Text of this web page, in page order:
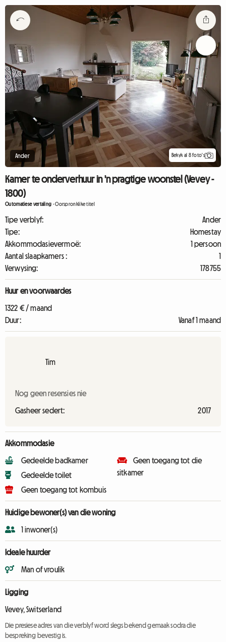
Ander Bekyk al 8 foto's
Kamer te onderverhuur in 'n pragtige woonstel (Vevey -
1800)
Outomatiese vertaling -Oorspronklike titel
Tipe verblyf:
Ander
Tipe:
Homestay
Akkommodasievermoë:
1 persoon
Aantal slaapkamers :
1
Verwysing:
178755
Huur en voorwaardes
1322 € / maand
Duur:
Vanaf 1 maand
Tim
Nog geen resensies nie
Gasheer sedert: 2017
Akkommodasie
Gedeelde badkamer
Gedeelde toilet
Geen toegang tot kombuis
Geen toegang tot die
sitkamer
Huidige bewoner(s) van die woning
1 inwoner(s)
Ideale huurder
Man of vroulik
Ligging
Vevey, Switserland
Die presiese adres van die verblyf word slegs bekend gemaak sodra die
bespreking bevestig is.